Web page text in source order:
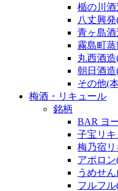
楯の川酒
八丈興
青ヶ島
霧島町
丸西酒
朝日酒
その他(
梅酒・リキュール
銘柄
BAR ヨ
子宝リ
梅乃宿
アポロ
うめせん
フルフ